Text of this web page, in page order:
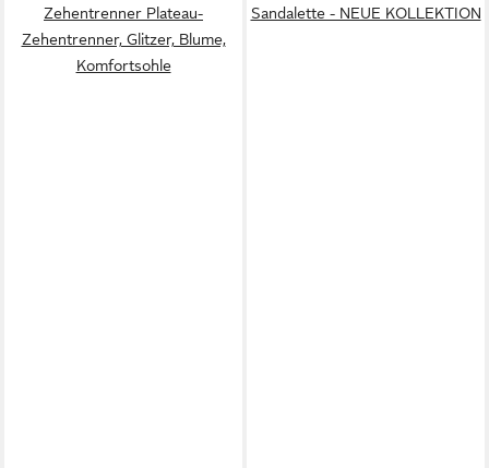
Zehentrenner Plateau-
Zehentrenner, Glitzer, Blume,
Komfortsohle
Sandalette - NEUE KOLLEKTION